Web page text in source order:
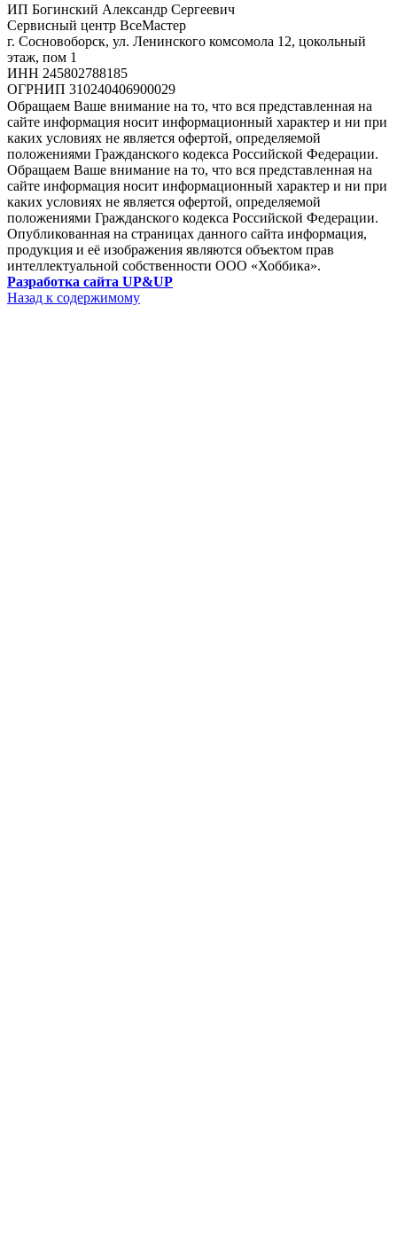
ИП Богинский Александр Сергеевич
Сервисный центр ВсеМастер
г. Сосновоборск, ул. Ленинского комсомола 12, цокольный
этаж, пом 1
ИНН 245802788185
ОГРНИП 310240406900029
Обращаем Ваше внимание на то, что вся представленная на
сайте информация носит информационный характер и ни при
каких условиях не является офертой, определяемой
положениями Гражданского кодекса Российской Федерации.
Обращаем Ваше внимание на то, что вся представленная на
сайте информация носит информационный характер и ни при
каких условиях не является офертой, определяемой
положениями Гражданского кодекса Российской Федерации.
Опубликованная на страницах данного сайта информация,
продукция и её изображения являются объектом прав
интеллектуальной собственности ООО «Хоббика».
Разработка сайта UP&UP
Назад к содержимому